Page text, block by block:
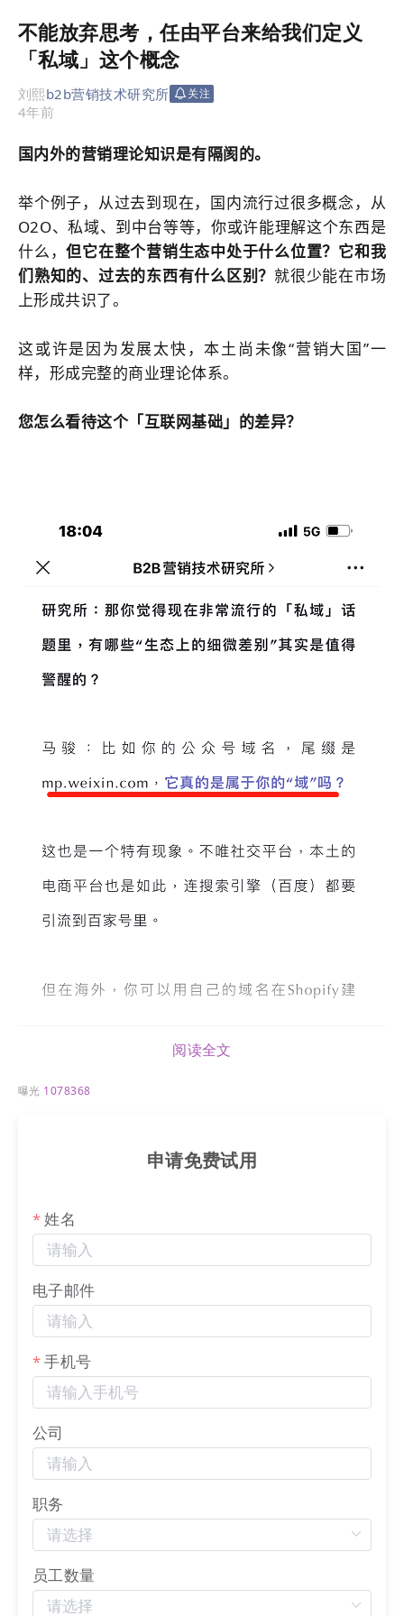
不能放弃思考，任由平台来给我们定义
「私域」这个概念
刘熙b2b营销技术研究所 关注
4年前
国内外的营销理论知识是有隔阂的。
举个例子，从过去到现在，国内流行过很多概念，从
O2O、私域、到中台等等，你或许能理解这个东西是
什么，但它在整个营销生态中处于什么位置？它和我
们熟知的、过去的东西有什么区别？ 就很少能在市场
上形成共识了。
这或许是因为发展太快，本土尚未像“营销大国”一
样，形成完整的商业理论体系。
您怎么看待这个「互联网基础」的差异？
不唯社交平台，本土的电商平台也是如此，连搜索引
擎（百度）都要引流到百家号里。
但在海外，你可以用自己的域名在Shopify建站，哪
天你想要的话可以拉一个技术团队用Magento自己搭
一个，不必担心流失客户和流量。因为这才是私域
——你都可以真正掌握自己的
阅读全文
曝光 1078368
申请免费试用
姓名
电子邮件
手机号
公司
职务
员工数量